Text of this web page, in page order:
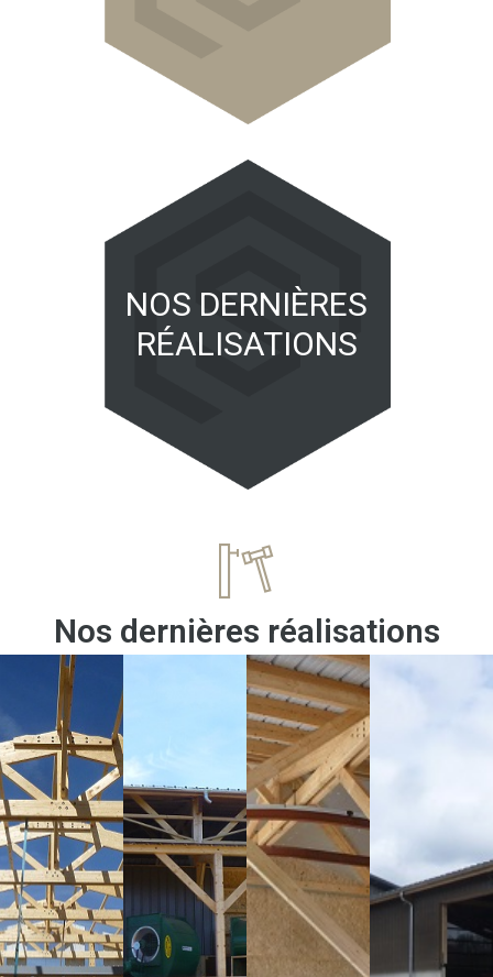
NOS DERNIÈRES
RÉALISATIONS
Nos dernières réalisations